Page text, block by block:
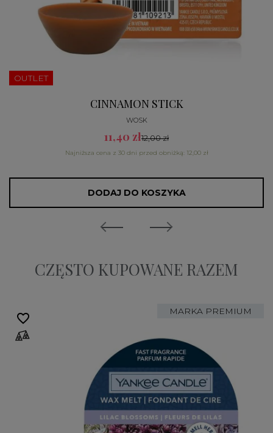
OUTLET
CINNAMON STICK
WOSK
11,40 zł12,00 zł
Najniższa cena z 30 dni przed obniżką: 12,00 zł
DODAJ DO KOSZYKA
CZĘSTO KUPOWANE RAZEM
MARKA PREMIUM
favorite_border